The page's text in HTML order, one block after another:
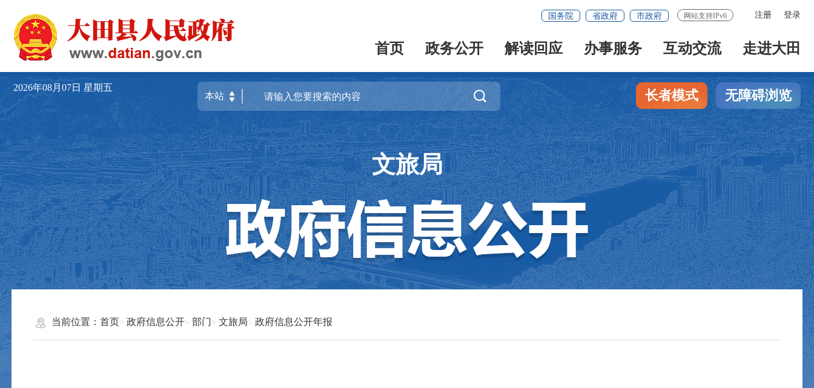
注册 登录
国务院 省政府 市政府 网站支持IPv6
首页 政务公开 解读回应 办事服务 互动交流 走进大田
2026年08月07日 星期五
 长者模式 无障碍浏览
文旅局
当前位置： 首页 政府信息公开 部门 文旅局 政府信息公开年报